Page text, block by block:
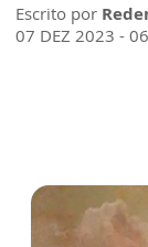
Escrito por
07 DEZ 2023 -